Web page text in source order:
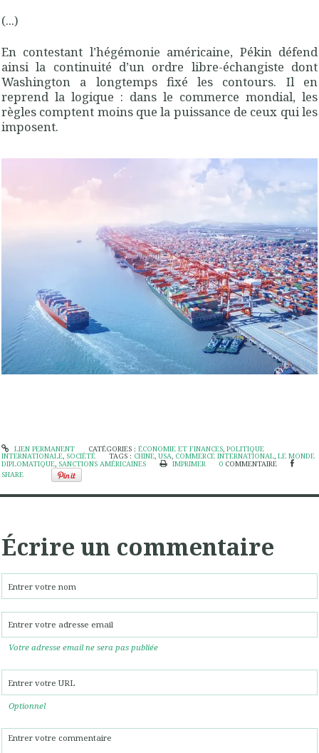
(...)
En contestant l’hégémonie américaine, Pékin défend
ainsi la continuité d’un ordre libre-échangiste dont
Washington a longtemps fixé les contours. Il en
reprend la logique : dans le commerce mondial, les
règles comptent moins que la puissance de ceux qui les
imposent.
LIEN PERMANENT CATÉGORIES : ÉCONOMIE ET FINANCES, POLITIQUE
INTERNATIONALE, SOCIÉTÉ TAGS : CHINE,USA, COMMERCE INTERNATIONAL,LE MONDE
DIPLOMATIQUE, SANCTIONS AMÉRICAINES IMPRIMER 0 COMMENTAIRE
SHARE
Écrire un commentaire
Votre adresse email ne sera pas publiée
Optionnel